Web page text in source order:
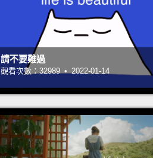
請不要難過
觀看次數：32989 • 2022-01-14